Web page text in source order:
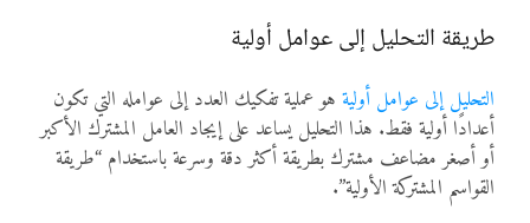
طريقة التحليل إلى عوامل أولية
التحليل إلى عوامل أوليةهو عملية تفكيك العدد إلى عوامله التي تكون
أعدادًا أولية فقط. هذا التحليل يساعد على إيجاد العامل المشترك الأكبر
أو أصغر مضاعف مشترك بطريقة أكثر دقة وسرعة باستخدام “طريقة
القواسم المشتركة الأولية”.